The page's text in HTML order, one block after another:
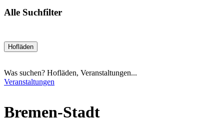
Alle Suchfilter
Hofläden
Was suchen? Hofläden, Veranstaltungen...
Veranstaltungen
Bremen-Stadt